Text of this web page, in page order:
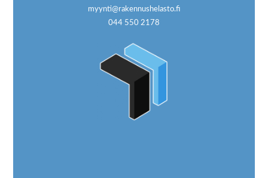
myynti@rakennushelasto.fi
044 550 2178